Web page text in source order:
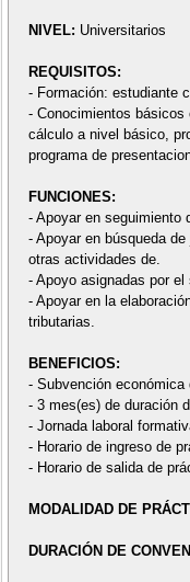
NIVEL: Universitarios
REQUISITOS:
- Formación: estudiante
- Conocimientos
cálculo a nivel básico,
programa de
FUNCIONES:
- Apoyar en seguimiento
- Apoyar en búsqueda
otras actividades de.
- Apoyo asignadas por el
- Apoyar en la
tributarias.
BENEFICIOS:
- Subvención económica
- 3 mes(es) de duración
- Jornada laboral
- Horario de ingreso de
- Horario de salida de
MODALIDAD DE
DURACIÓN DE